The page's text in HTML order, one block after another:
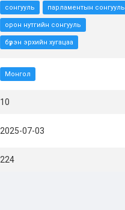
сонгууль парламентын сонгууль
орон нутгийн сонгууль
бүрэн эрхийн хугацаа
Монгол
10
2025-07-03
224